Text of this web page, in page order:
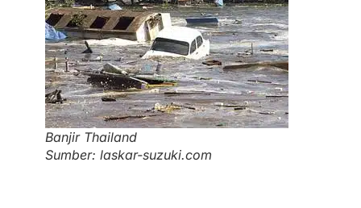
Banjir Thailand
Sumber: laskar-suzuki.com